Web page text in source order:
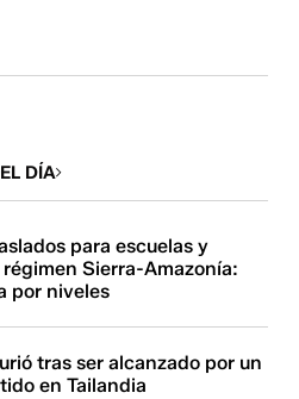
DÍA
para escuelas y
Sierra-Amazonía:
por niveles
tras ser alcanzado por un
en Tailandia